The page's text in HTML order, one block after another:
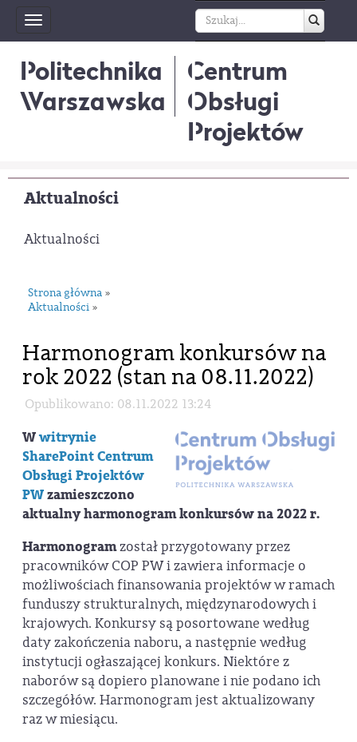
Toggle
navigation
Politechnika
Warszawska
Centrum
Obsługi
Projektów
Aktualności
Aktualności
Strona główna »
Aktualności »
Harmonogram konkursów na
rok 2022 (stan na 08.11.2022)
Opublikowano: 08.11.2022 13:24
Wwitrynie
SharePoint Centrum
Obsługi Projektów
PWzamieszczono
aktualny harmonogram konkursów na 2022 r.
Harmonogramzostał przygotowany przez
pracowników COP PW i zawiera informacje o
możliwościach finansowania projektów w ramach
funduszy strukturalnych, międzynarodowych i
krajowych. Konkursy są posortowane według
daty zakończenia naboru, a następnie według
instytucji ogłaszającej konkurs. Niektóre z
naborów są dopiero planowane i nie podano ich
szczegółów. Harmonogram jest aktualizowany
raz w miesiącu.